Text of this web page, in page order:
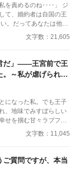
私を責めるのね‥‥」 ジ
て、婚約者は自国の王
。だってあなたは他の
を
た封印に縛られる王太
文字数：21,605
だ」――王宮前で王
。～私が虐げられる
結び付
になった私。でも王子
、地味でみすぼらしい
せを掴む甘々ラブファ
在も絡み、ハラハラと
文字数：11,045
ご質問ですが、本当